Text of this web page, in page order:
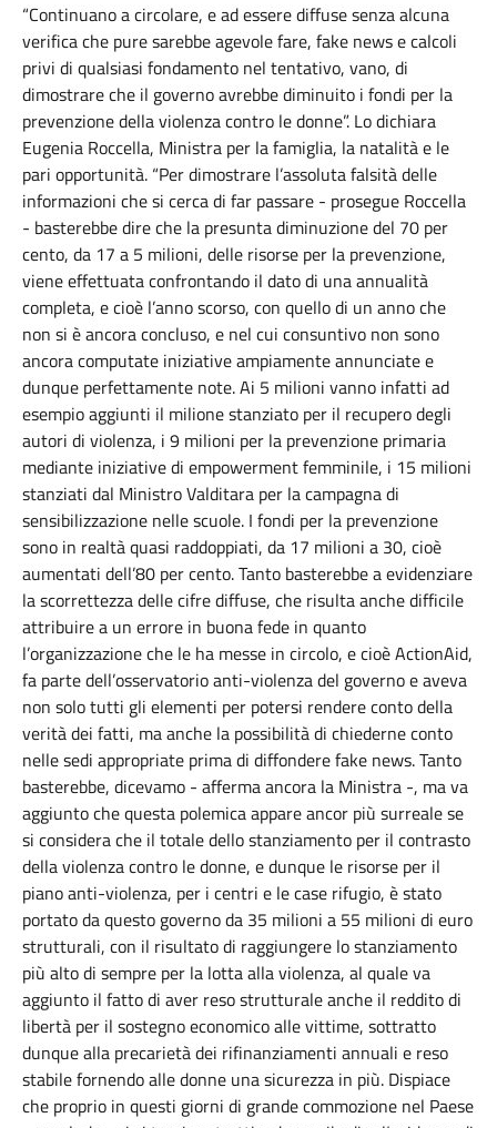
“Continuano a circolare, e ad essere diffuse senza alcuna
verifica che pure sarebbe agevole fare, fake news e calcoli
privi di qualsiasi fondamento nel tentativo, vano, di
dimostrare che il governo avrebbe diminuito i fondi per la
prevenzione della violenza contro le donne”. Lo dichiara
Eugenia Roccella, Ministra per la famiglia, la natalità e le
pari opportunità. “Per dimostrare l’assoluta falsità delle
informazioni che si cerca di far passare - prosegue Roccella
- basterebbe dire che la presunta diminuzione del 70 per
cento, da 17 a 5 milioni, delle risorse per la prevenzione,
viene effettuata confrontando il dato di una annualità
completa, e cioè l’anno scorso, con quello di un anno che
non si è ancora concluso, e nel cui consuntivo non sono
ancora computate iniziative ampiamente annunciate e
dunque perfettamente note. Ai 5 milioni vanno infatti ad
esempio aggiunti il milione stanziato per il recupero degli
autori di violenza, i 9 milioni per la prevenzione primaria
mediante iniziative di empowerment femminile, i 15 milioni
stanziati dal Ministro Valditara per la campagna di
sensibilizzazione nelle scuole. I fondi per la prevenzione
sono in realtà quasi raddoppiati, da 17 milioni a 30, cioè
aumentati dell’80 per cento. Tanto basterebbe a evidenziare
la scorrettezza delle cifre diffuse, che risulta anche difficile
attribuire a un errore in buona fede in quanto
l’organizzazione che le ha messe in circolo, e cioè ActionAid,
fa parte dell’osservatorio anti-violenza del governo e aveva
non solo tutti gli elementi per potersi rendere conto della
verità dei fatti, ma anche la possibilità di chiederne conto
nelle sedi appropriate prima di diffondere fake news. Tanto
basterebbe, dicevamo - afferma ancora la Ministra -, ma va
aggiunto che questa polemica appare ancor più surreale se
si considera che il totale dello stanziamento per il contrasto
della violenza contro le donne, e dunque le risorse per il
piano anti-violenza, per i centri e le case rifugio, è stato
portato da questo governo da 35 milioni a 55 milioni di euro
strutturali, con il risultato di raggiungere lo stanziamento
più alto di sempre per la lotta alla violenza, al quale va
aggiunto il fatto di aver reso strutturale anche il reddito di
libertà per il sostegno economico alle vittime, sottratto
dunque alla precarietà dei rifinanziamenti annuali e reso
stabile fornendo alle donne una sicurezza in più. Dispiace
che proprio in questi giorni di grande commozione nel Paese